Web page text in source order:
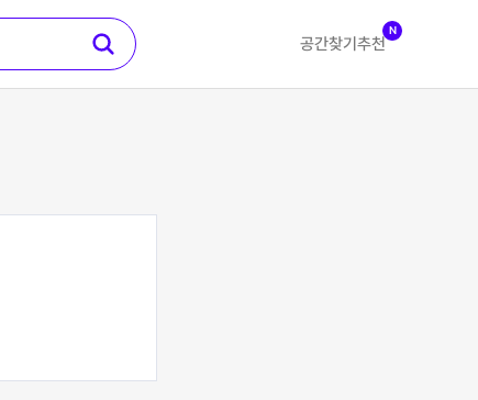
공간찾기 추천
N